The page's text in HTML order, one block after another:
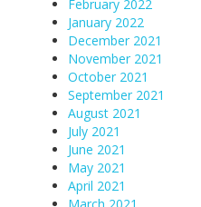
February 2022
January 2022
December 2021
November 2021
October 2021
September 2021
August 2021
July 2021
June 2021
May 2021
April 2021